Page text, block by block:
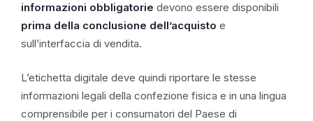
informazioni obbligatorie devono essere disponibili
prima della conclusione dell’acquisto e
sull’interfaccia di vendita.
L’etichetta digitale deve quindi riportare le stesse
informazioni legali della confezione fisica e in una lingua
comprensibile per i consumatori del Paese di